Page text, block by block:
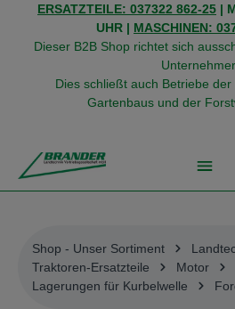
springen
ERSATZTEILE: 037322 862-25 |
UHR | MASCHINEN:
Dieser B2B Shop richtet sich
Unternehmer.
Dies schließt auch Betriebe
Gartenbaus und der
Shop - Unser Sortiment
Traktoren-Ersatzteile
Motor
Lagerungen für Kurbelwelle